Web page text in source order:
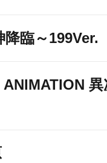
臨～199Ver.